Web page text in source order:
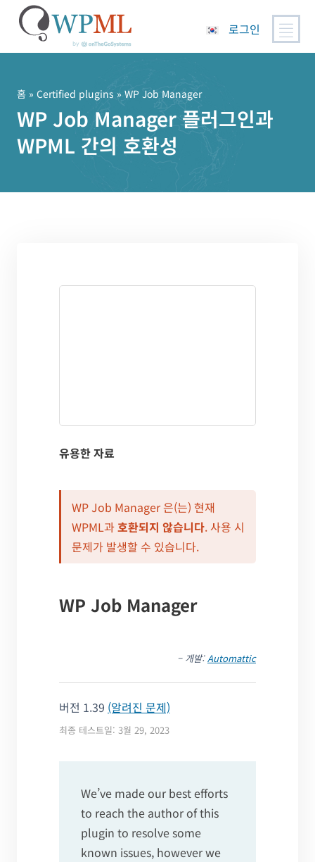
로그인
홈 » Certified plugins » WP Job Manager
WP Job Manager 플러그인과
WPML 간의 호환성
유용한 자료
WP Job Manager 은(는) 현재
WPML과호환되지 않습니다. 사용 시
문제가 발생할 수 있습니다.
WP Job Manager
– 개발:Automattic
버전 1.39 (알려진 문제)
최종 테스트일: 3월 29, 2023
We’ve made our best efforts
to reach the author of this
plugin to resolve some
known issues, however we